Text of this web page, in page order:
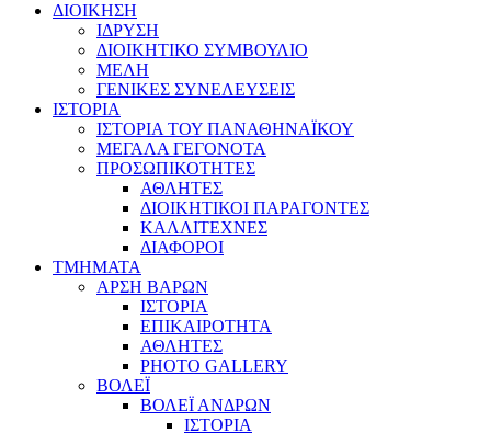
ΔΙΟΙΚΗΣΗ
ΙΔΡΥΣΗ
ΔΙΟΙΚΗΤΙΚΟ ΣΥΜΒΟΥΛΙΟ
ΜΕΛΗ
ΓΕΝΙΚΕΣ ΣΥΝΕΛΕΥΣΕΙΣ
ΙΣΤΟΡΙΑ
ΙΣΤΟΡΙΑ ΤΟΥ ΠΑΝΑΘΗΝΑΪΚΟΥ
ΜΕΓΑΛΑ ΓΕΓΟΝΟΤΑ
ΠΡΟΣΩΠΙΚΟΤΗΤΕΣ
ΑΘΛΗΤΕΣ
ΔΙΟΙΚΗΤΙΚΟΙ ΠΑΡΑΓΟΝΤΕΣ
ΚΑΛΛΙΤΕΧΝΕΣ
ΔΙΑΦΟΡΟΙ
ΤΜΗΜΑΤΑ
ΑΡΣΗ ΒΑΡΩΝ
ΙΣΤΟΡΙΑ
ΕΠΙΚΑΙΡΟΤΗΤΑ
ΑΘΛΗΤΕΣ
PHOTO GALLERY
ΒΟΛΕΪ
ΒΟΛΕΪ ΑΝΔΡΩΝ
ΙΣΤΟΡΙΑ